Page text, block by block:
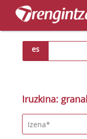
es
Iruzkina: